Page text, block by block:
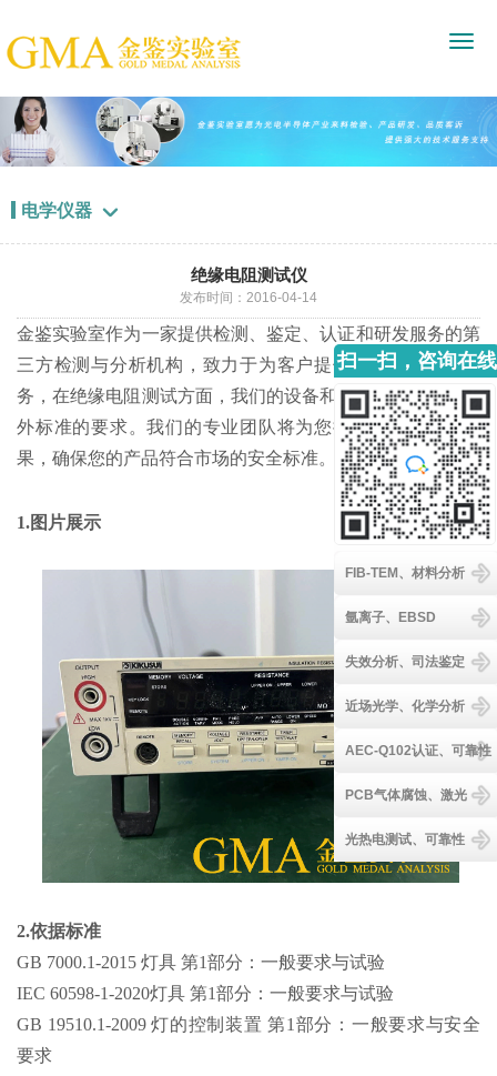
电学仪器 
绝缘电阻测试仪
发布时间：2016-04-14
金鉴实验室作为一家提供检测、鉴定、认证和研发服务的第
三方检测与分析机构，致力于为客户提供高质量的测试服
务，在绝缘电阻测试方面，我们的设备和技术能够满足国内
外标准的要求。我们的专业团队将为您提供准确的测试结
果，确保您的产品符合市场的安全标准。
1.图片展示
2.依据标准
GB 7000.1-2015 灯具 第1部分：一般要求与试验
IEC 60598-1-2020灯具 第1部分：一般要求与试验
GB 19510.1-2009 灯的控制装置 第1部分：一般要求与安全
要求
扫一扫，咨询在线
客服
FIB-TEM、材料分析
氩离子、EBSD
失效分析、司法鉴定
近场光学、化学分析
AEC-Q102认证、可靠性
PCB气体腐蚀、激光
光热电测试、可靠性